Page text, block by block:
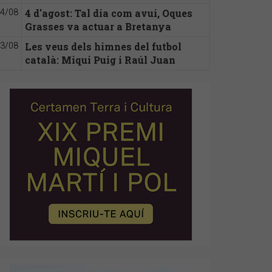
08
4 d'agost: Tal dia com avui, Oques
Grasses va actuar a Bretanya
08
Les veus dels himnes del futbol
català: Miqui Puig i Raúl Juan